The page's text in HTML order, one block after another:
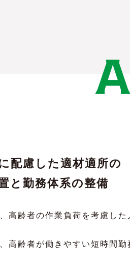
配慮した適材適所の
と勤務体系の整備
高齢者の作業負荷を考慮した
高齢者が働きやすい短時間